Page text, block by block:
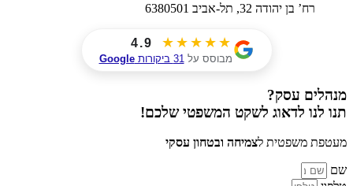
רח’ בן יהודה 32, תל-אביב 6380501
★★★★★
4.9
מבוסס על 31 ביקורות Google
מנהלים עסק?
תנו לנו לדאוג לשקט המשפטי שלכם!
מעטפת משפטית לצמיחה ובטחון עסקי
שם